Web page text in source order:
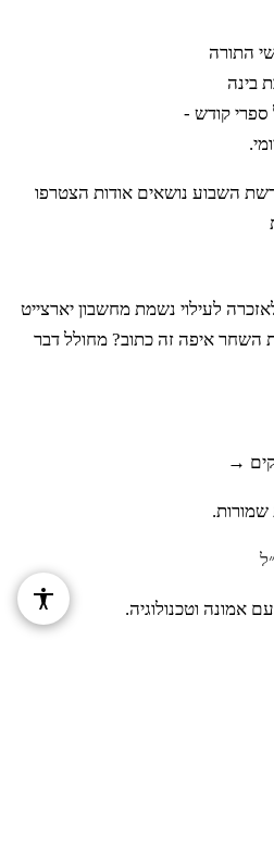
התורה
בינה
קודש -
השבוע נושאים אודות הצטרפו
לעילוי נשמת מחשבון יארצייט
השחר איפה זה כתוב? מחולל דבר
אמונה וטכנולוגיה.